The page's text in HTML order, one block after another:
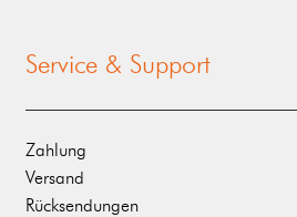
Service & Support
Zahlung
Versand
Rücksendungen